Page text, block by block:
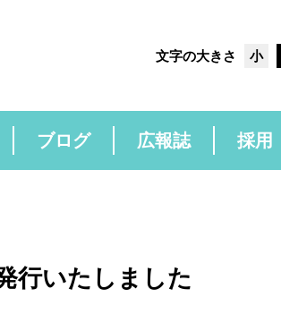
文字の大きさ 小
ブログ 広報誌 採用
行いたしました